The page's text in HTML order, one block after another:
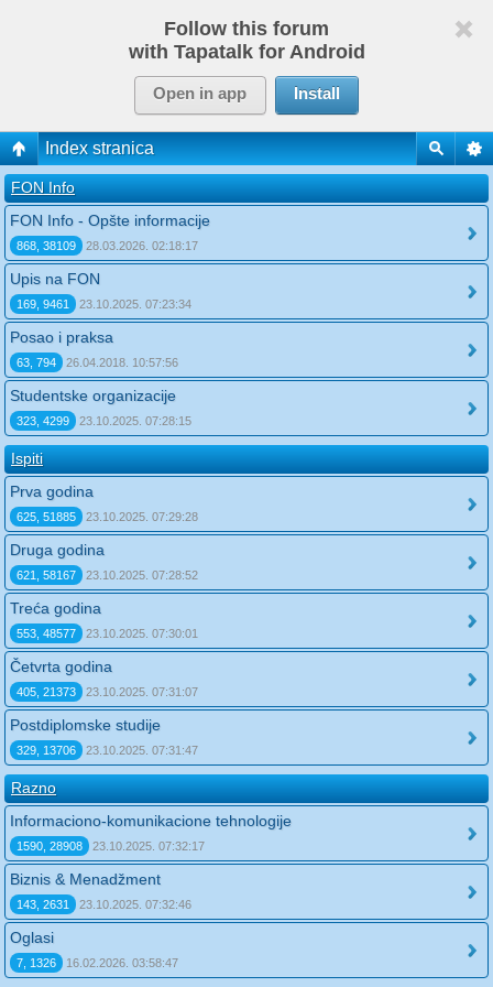
Follow this forum
with Tapatalk for Android
Open in app Install
Index stranica
FON Info
FON Info - Opšte informacije
868, 38109 28.03.2026. 02:18:17
Upis na FON
169, 9461 23.10.2025. 07:23:34
Posao i praksa
63, 794 26.04.2018. 10:57:56
Studentske organizacije
323, 4299 23.10.2025. 07:28:15
Ispiti
Prva godina
625, 51885 23.10.2025. 07:29:28
Druga godina
621, 58167 23.10.2025. 07:28:52
Treća godina
553, 48577 23.10.2025. 07:30:01
Četvrta godina
405, 21373 23.10.2025. 07:31:07
Postdiplomske studije
329, 13706 23.10.2025. 07:31:47
Razno
Informaciono-komunikacione tehnologije
1590, 28908 23.10.2025. 07:32:17
Biznis & Menadžment
143, 2631 23.10.2025. 07:32:46
Oglasi
7, 1326 16.02.2026. 03:58:47